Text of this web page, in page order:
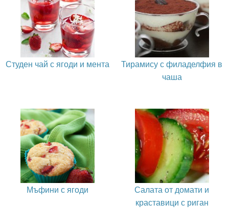
Студен чай с ягоди и мента
Тирамису с филаделфия в
чаша
Мъфини с ягоди
Салата от домати и
краставици с риган